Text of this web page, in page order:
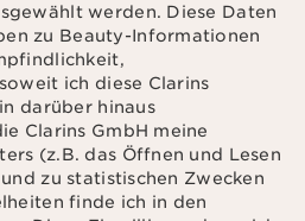
werden. Diese Daten
zu Beauty-Informationen
ich diese Clarins
darüber hinaus
Clarins GmbH meine
(z.B. das Öffnen und Lesen
zu statistischen Zwecken
finde ich in den